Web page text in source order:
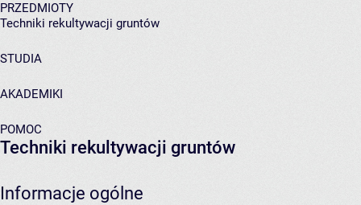
PRZEDMIOTY
Techniki rekultywacji gruntów
STUDIA
AKADEMIKI
POMOC
Techniki rekultywacji gruntów
Informacje ogólne